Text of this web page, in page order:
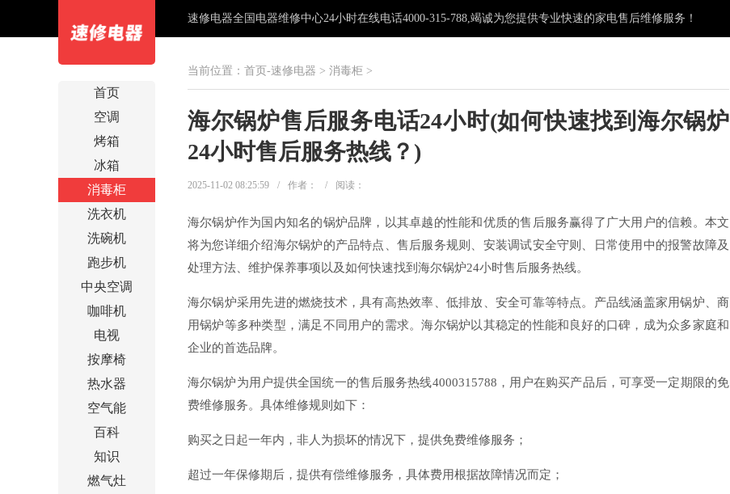
速修电器全国电器维修中心24小时在线电话4000-315-788,竭诚为您提供专业快速的家电售后维修服务！
首页
空调
烤箱
冰箱
消毒柜
洗衣机
洗碗机
跑步机
中央空调
咖啡机
电视
按摩椅
热水器
空气能
百科
知识
燃气灶
当前位置： 首页-速修电器 > 消毒柜 >
海尔锅炉售后服务电话24小时(如何快速找到海尔锅炉
24小时售后服务热线？)
2025-11-02 08:25:59 / 作者： / 阅读：
海尔锅炉作为国内知名的锅炉品牌，以其卓越的性能和优质的售后服务赢得了广大用户的信赖。本文
将为您详细介绍海尔锅炉的产品特点、售后服务规则、安装调试安全守则、日常使用中的报警故障及
处理方法、维护保养事项以及如何快速找到海尔锅炉24小时售后服务热线。
海尔锅炉采用先进的燃烧技术，具有高热效率、低排放、安全可靠等特点。产品线涵盖家用锅炉、商
用锅炉等多种类型，满足不同用户的需求。海尔锅炉以其稳定的性能和良好的口碑，成为众多家庭和
企业的首选品牌。
海尔锅炉为用户提供全国统一的售后服务热线4000315788，用户在购买产品后，可享受一定期限的免
费维修服务。具体维修规则如下：
购买之日起一年内，非人为损坏的情况下，提供免费维修服务；
超过一年保修期后，提供有偿维修服务，具体费用根据故障情况而定；